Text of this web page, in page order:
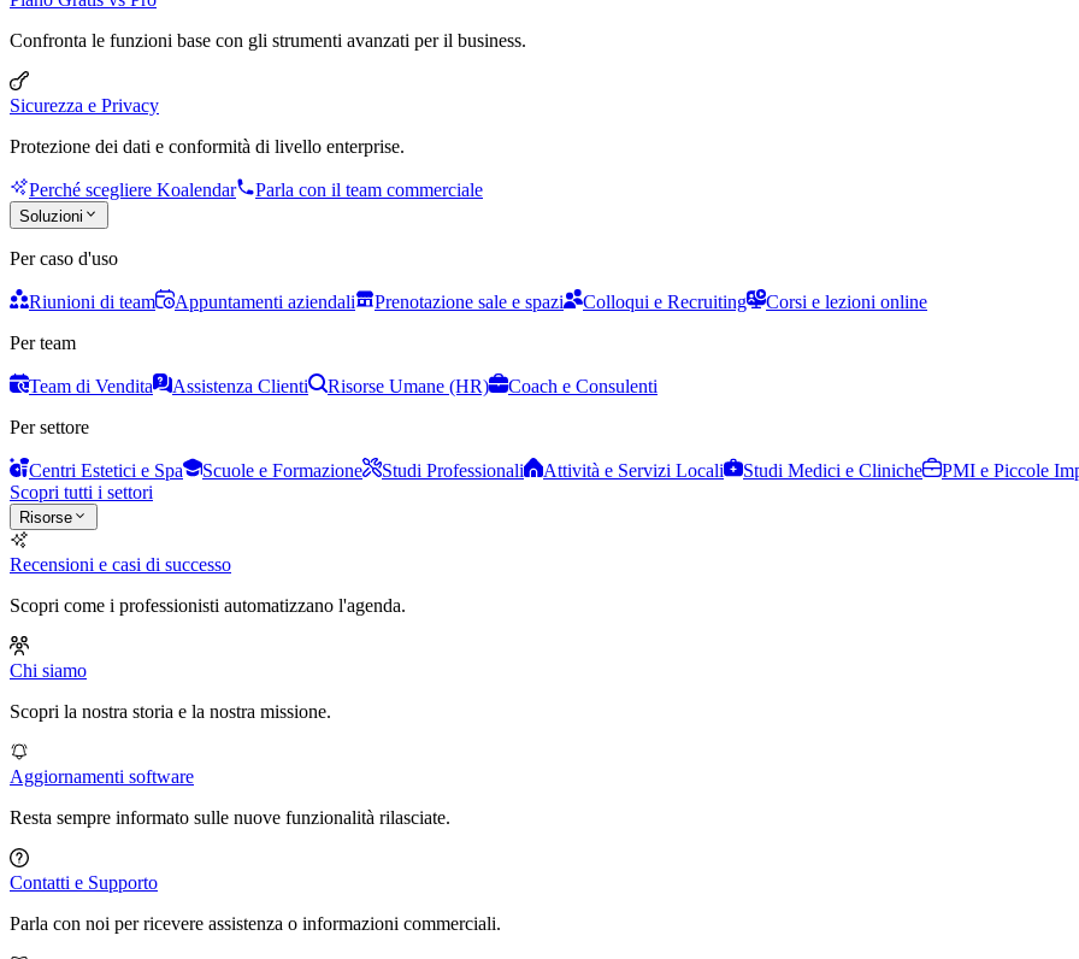
Confronta le funzioni base con gli strumenti avanzati per il business.
Sicurezza e Privacy
Protezione dei dati e conformità di livello enterprise.
Perché scegliere Koalendar Parla con il team commerciale
Soluzioni
Per caso d'uso
Riunioni di team Appuntamenti aziendali Prenotazione sale e spazi Colloqui e Recruiting
Corsi e lezioni online
Per team
Team di Vendita Assistenza Clienti Risorse Umane (HR)
Coach e Consulenti
Per settore
Centri Estetici e Spa Scuole e Formazione Studi Professionali Attività e Servizi Locali Studi Medici e Cliniche
PMI e Piccole
Scopri tutti i settori
Risorse
Recensioni e casi di successo
Scopri come i professionisti automatizzano l'agenda.
Chi siamo
Scopri la nostra storia e la nostra missione.
Aggiornamenti software
Resta sempre informato sulle nuove funzionalità rilasciate.
Contatti e Supporto
Parla con noi per ricevere assistenza o informazioni commerciali.